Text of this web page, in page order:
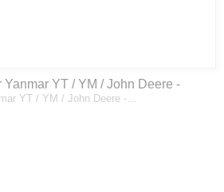
YT / YM / John Deere -
YT / YM / John Deere -…